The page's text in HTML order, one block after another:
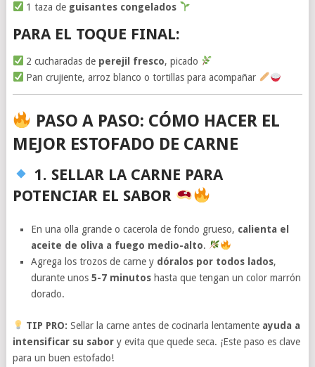
1 taza de guisantes congelados
PARA EL TOQUE FINAL:
2 cucharadas de perejil fresco, picado
Pan crujiente, arroz blanco o tortillas para acompañar
PASO A PASO: CÓMO HACER EL
MEJOR ESTOFADO DE CARNE
1. SELLAR LA CARNE PARA
POTENCIAR EL SABOR
En una olla grande o cacerola de fondo grueso, calienta el
aceite de oliva a fuego medio-alto.
Agrega los trozos de carne y dóralos por todos lados,
durante unos5-7 minutos hasta que tengan un color marrón
dorado.
TIP PRO: Sellar la carne antes de cocinarla lentamente ayuda a
intensificar su sabory evita que quede seca. ¡Este paso es clave
para un buen estofado!